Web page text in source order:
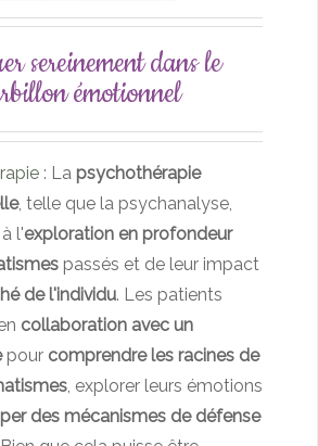
sereinement dans le
émotionnel
: La psychothérapie
, telle que la psychanalyse,
l'exploration en profondeur
passés et de leur impact
de l'individu. Les patients
collaboration avec un
pour comprendre les racines de
, explorer leurs émotions
des mécanismes de défense